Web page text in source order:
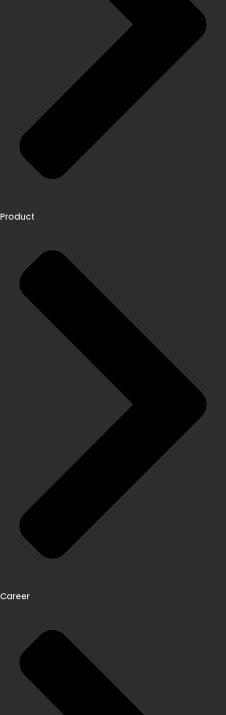
Product
Career